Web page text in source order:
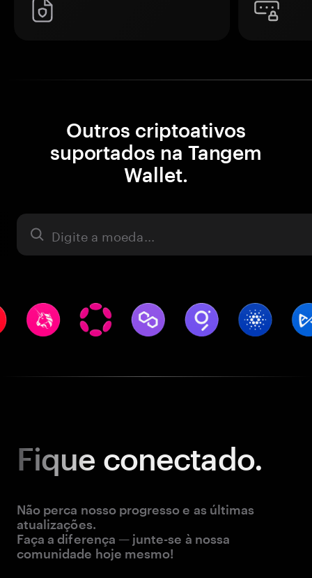
Outros criptoativos
suportados na Tangem
Wallet.
Ativo
Fique conectado.
Não perca nosso progresso e as últimas
atualizações.
Faça a diferença — junte-se à nossa
comunidade hoje mesmo!